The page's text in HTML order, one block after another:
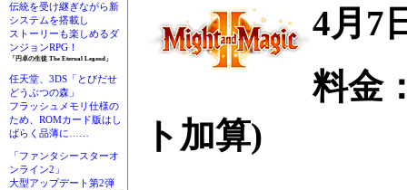
伝統を受け継ぎながら新
システムを搭載し
ストーリーも楽しめるダ
ンジョンRPG！
「円卓の生徒 The Eternal Legend」
任天堂、3DS「とびだせ
どうぶつの森」
フラッシュメモリ仕様の
ため、ROMカード版はし
ばらく品薄に……
「ファンタシースターオ
ンライン2」
大型アップデート第2弾
4月7
料金
ト加算)